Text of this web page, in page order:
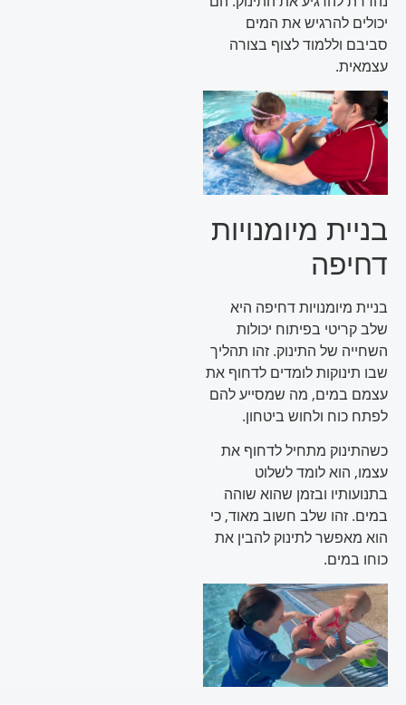
יכולים להרגיש את המים
סביבם וללמוד לצוף בצורה
עצמאית.
בניית מיומנויות
דחיפה
בניית מיומנויות דחיפה היא
שלב קריטי בפיתוח יכולות
השחייה של התינוק. זהו תהליך
שבו תינוקות לומדים לדחוף את
עצמם במים, מה שמסייע להם
לפתח כוח ולחוש ביטחון.
כשהתינוק מתחיל לדחוף את
עצמו, הוא לומד לשלוט
בתנועותיו ובזמן שהוא שוהה
במים. זהו שלב חשוב מאוד, כי
הוא מאפשר לתינוק להבין את
כוחו במים.